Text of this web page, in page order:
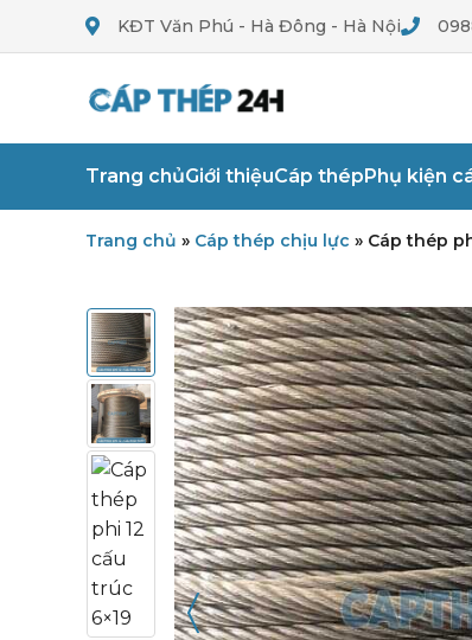
KĐT Văn Phú - Hà Đông - Hà Nội
Trang chủGiới thiệuCáp thépPhụ kiện
Trang chủ » Cáp thép chịu lực » Cáp thép
〈